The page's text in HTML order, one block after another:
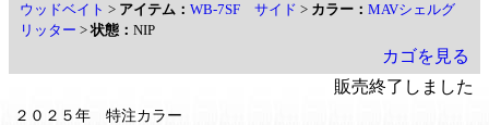
ウッドベイト > アイテム： WB-7SF サイド > カラー： MAVシェルグ
リッター >状態： NIP
カゴを見る
販売終了しました
２０２５年 特注カラー